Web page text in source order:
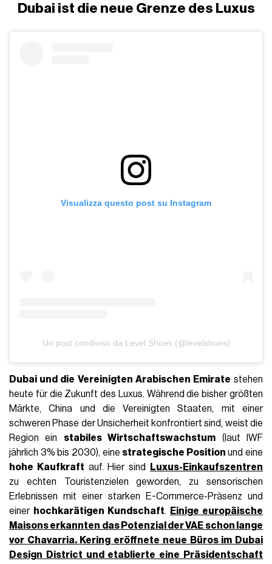
Dubai ist die neue Grenze des Luxus
Visualizza questo post su Instagram
Un post condiviso da Level Shoes (@levelshoes)
Dubai und die Vereinigten Arabischen Emirate stehen
heute für die Zukunft des Luxus. Während die bisher größten
Märkte, China und die Vereinigten Staaten, mit einer
schweren Phase der Unsicherheit konfrontiert sind, weist die
Region ein stabiles Wirtschaftswachstum (laut IWF
jährlich 3% bis 2030), eine strategische Position und eine
hohe Kaufkraft auf. Hier sind
Luxus-Einkaufszentren
zu echten Touristenzielen geworden, zu sensorischen
Erlebnissen mit einer starken E-Commerce-Präsenz und
einer hochkarätigen Kundschaft.
Einige europäische
Maisons erkannten das Potenzial der VAE schon lange
vor Chavarria. Kering eröffnete neue Büros im Dubai
Design District und etablierte eine Präsidentschaft